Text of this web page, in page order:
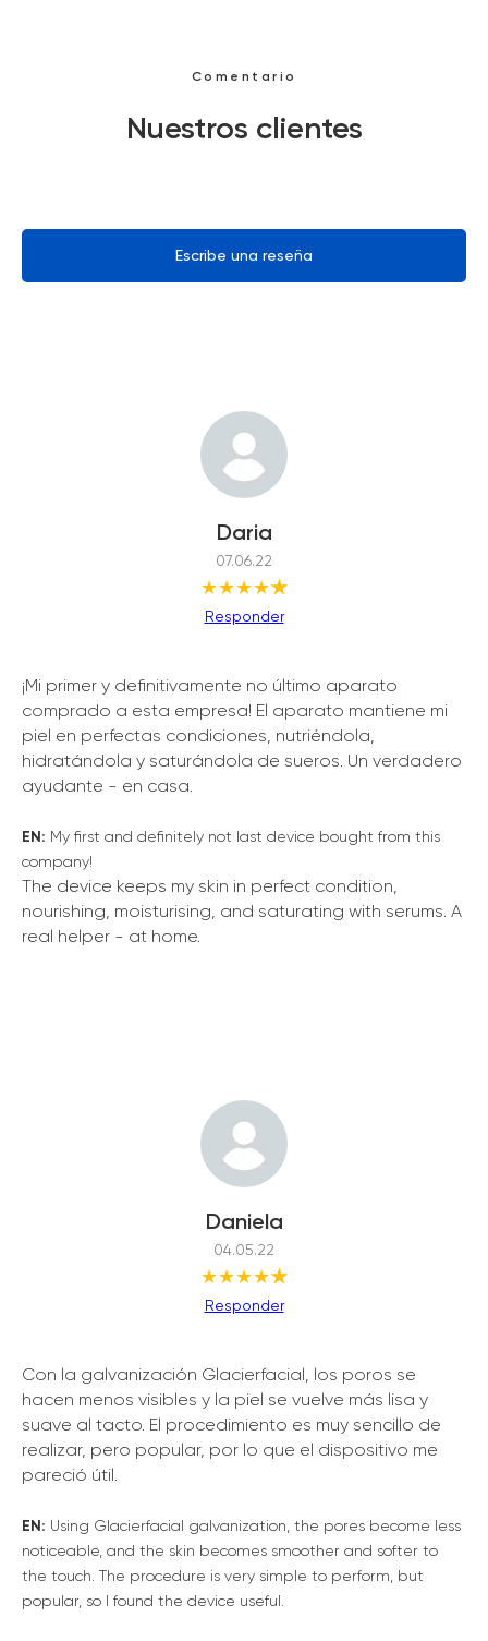
Comentario
Nuestros clientes
Escribe una reseña
Daria
07.06.22
★★★★★
Responder
¡Mi primer y definitivamente no último aparato
comprado a esta empresa! El aparato mantiene mi
piel en perfectas condiciones, nutriéndola,
hidratándola y saturándola de sueros. Un verdadero
ayudante - en casa.
EN: My first and definitely not last device bought from this
company!
The device keeps my skin in perfect condition,
nourishing, moisturising, and saturating with serums. A
real helper - at home.
Daniela
04.05.22
★★★★★
Responder
Con la galvanización Glacierfacial, los poros se
hacen menos visibles y la piel se vuelve más lisa y
suave al tacto. El procedimiento es muy sencillo de
realizar, pero popular, por lo que el dispositivo me
pareció útil.
EN: Using Glacierfacial galvanization, the pores become less
noticeable, and the skin becomes smoother and softer to
the touch. The procedure is very simple to perform, but
popular, so I found the device useful.